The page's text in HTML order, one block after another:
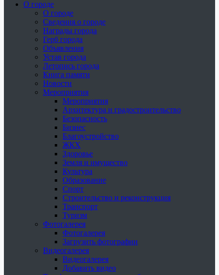
О городе
О городе
Сведения о городе
Награды города
Герб города
Объявления
Устав города
Летопись города
Книга памяти
Новости
Мероприятия
Мероприятия
Архитектура и градостроительство
Безопасность
Бизнес
Благоустройство
ЖКХ
Здоровье
Земля и имущество
Культура
Образование
Спорт
Строительство и реконструкция
Транспорт
Туризм
Фотогалерея
Фотогалерея
Загрузить фотографии
Видеогалерея
Видеогалерея
Добавить видео